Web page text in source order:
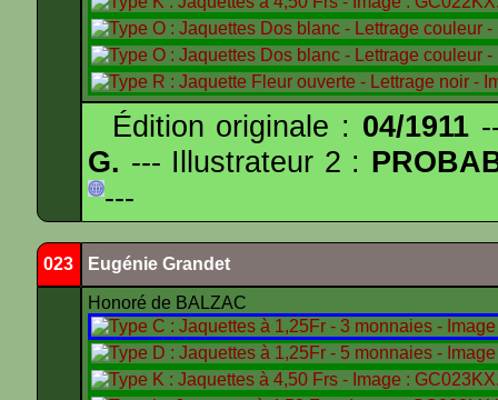
Édition originale : 04/1911
G. --- Illustrateur 2 :
---
023 Eugénie Grandet
Honoré de BALZAC